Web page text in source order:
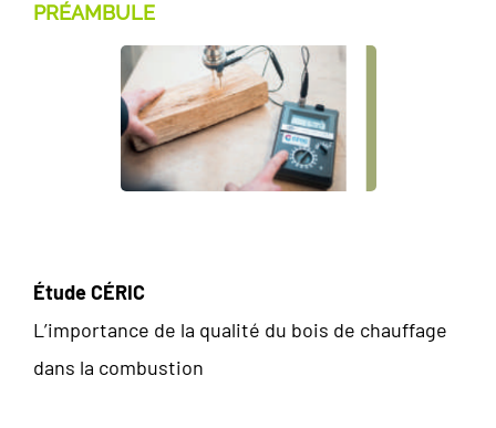
PRÉAMBULE
Étude CÉRIC
L’importance de la qualité du bois de chauffage
dans la combustion